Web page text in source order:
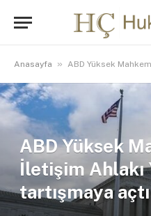
Anasayfa » ABD Yüksek Mahkemesi,
ABD Yüksek
İletişim Ahlakı
tartışmaya açtı